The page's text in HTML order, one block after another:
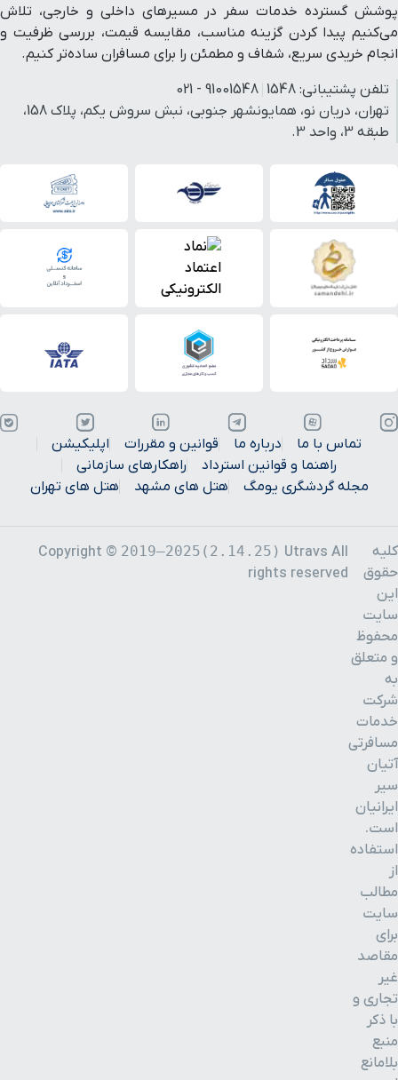
پوشش گسترده خدمات سفر در مسیرهای داخلی و خارجی، تلاش
می‌کنیم پیدا کردن گزینه مناسب، مقایسه قیمت، بررسی ظرفیت و
انجام خریدی سریع، شفاف و مطمئن را برای مسافران ساده‌تر کنیم.
تلفن پشتیبانی: 1548
91001548 - 021
تهران، دریان نو، همایونشهر جنوبی، نبش سروش یکم، پلاک 158،
طبقه 3، واحد 3.
تماس با ما درباره ما قوانین و مقررات
اپلیکیشن
راهنما و قوانین استرداد
راهکارهای سازمانی
مجله گردشگری یومگ
هتل های مشهد هتل های تهران
کلیه
حقوق
این
سایت
محفوظ
و متعلق
به
شرکت
خدمات
مسافرتی
آتیان
سیر
ایرانیان
است.
استفاده
از
مطالب
سایت
برای
مقاصد
غیر
تجاری و
با ذکر
منبع
بلامانع
Copyright © 2019–2025(2.14.25) Utravs All
rights reserved